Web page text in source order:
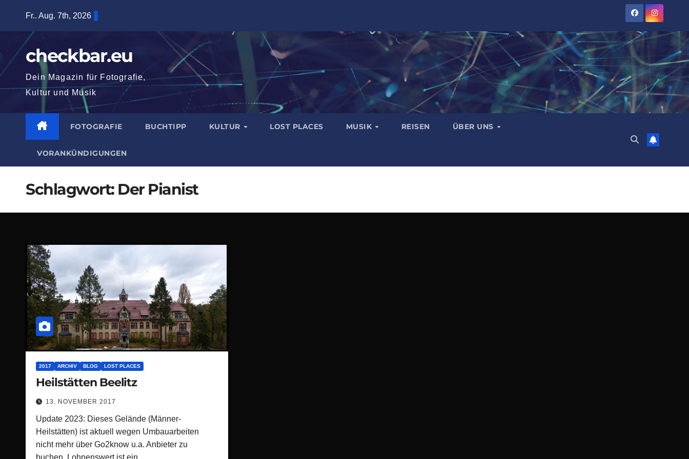
springen
Fr.. Aug. 7th, 2026
checkbar.eu
Dein Magazin für Fotografie,
Kultur und Musik
FOTOGRAFIE BUCHTIPP KULTUR LOST PLACES MUSIK REISEN ÜBER UNS
VORANKÜNDIGUNGEN
Schlagwort: Der Pianist
2017 ARCHIV BLOG LOST PLACES
Heilstätten Beelitz
13. NOVEMBER 2017
Update 2023: Dieses Gelände (Männer-
Heilstätten) ist aktuell wegen Umbauarbeiten
nicht mehr über Go2know u.a. Anbieter zu
buchen. Lohnenswert ist ein…